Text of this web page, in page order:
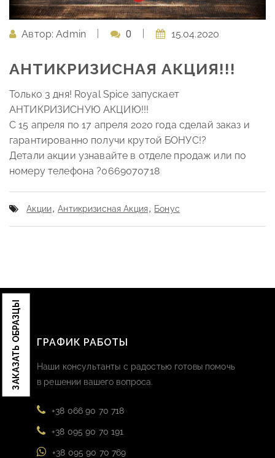
ЗАКАЗАТЬ ОБРАЗЦЫ
Автор:Admin 0 15.04.2020
АНТИКРИЗИСНАЯ АКЦИЯ!!!
Только 3 дня! Royal Spice запускает
АНТИКРИЗИСНУЮ АКЦИЮ!!!
С 15 апреля по 17 апреля 2020 года сделай заказ и
гарантированно получи крутой БОНУС!?
Детали акции узнавайте в отделе продаж или по
номеру телефона ?0669070718
Акции, Антикризисная Акция, Бонус
ГРАФИК РАБОТЫ
Наши консультанты с радостью готовы помочь
в решении вашего вопроса.
+38 066 90 70 718
+38 095 90 70 191
+38 095 90 70 769